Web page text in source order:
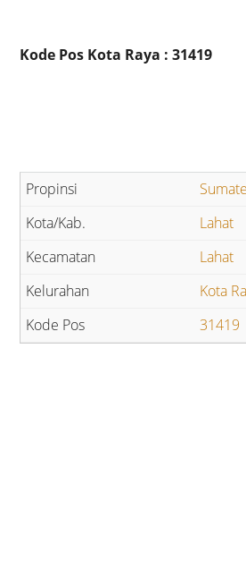
Kode Pos Kota Raya : 31419
Lahat
Lahat
Kota
31419